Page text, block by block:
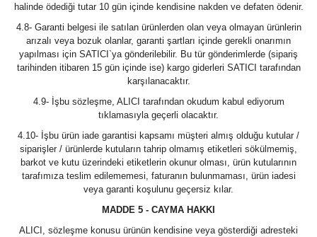
halinde ödediği tutar 10 gün içinde kendisine nakden ve defaten ödenir.
4.8- Garanti belgesi ile satılan ürünlerden olan veya olmayan ürünlerin
arızalı veya bozuk olanlar, garanti şartları içinde gerekli onarımın
yapılması için SATICI`ya gönderilebilir. Bu tür gönderimlerde (sipariş
tarihinden itibaren 15 gün içinde ise) kargo giderleri SATICI tarafından
karşılanacaktır.
4.9- İşbu sözleşme, ALICI tarafından okudum kabul ediyorum
tıklamasıyla geçerli olacaktır.
4.10- İşbu ürün iade garantisi kapsamı müşteri almış olduğu kutular /
siparişler / ürünlerde kutuların tahrip olmamış etiketleri sökülmemiş,
barkot ve kutu üzerindeki etiketlerin okunur olması, ürün kutularının
tarafımıza teslim edilememesi, faturanın bulunmaması, ürün iadesi
veya garanti koşulunu geçersiz kılar.
MADDE 5 - CAYMA HAKKI
ALICI, sözleşme konusu ürünün kendisine veya gösterdiği adresteki